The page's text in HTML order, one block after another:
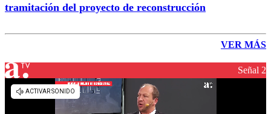
tramitación del proyecto de reconstrucción
VER MÁS
Señal 2